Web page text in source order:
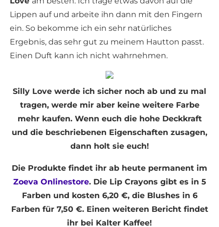
Lippen auf und arbeite ihn dann mit den Fingern
ein. So bekomme ich ein sehr natürliches
Ergebnis, das sehr gut zu meinem Hautton passt.
Einen Duft kann ich nicht wahrnehmen.
Silly Love werde ich sicher noch ab und zu mal
tragen, werde mir aber keine weitere Farbe
mehr kaufen. Wenn euch die hohe Deckkraft
und die beschriebenen Eigenschaften zusagen,
dann holt sie euch!
Die Produkte findet ihr ab heute permanent im
Zoeva Onlinestore. Die Lip Crayons gibt es in 5
Farben und kosten 6,20 €, die Blushes in 6
Farben für 7,50 €. Einen weiteren Bericht findet
ihr bei Kalter Kaffee!